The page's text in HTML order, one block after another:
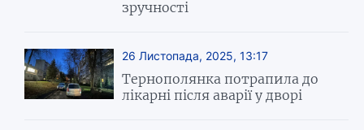
зручності
26 Листопада, 2025, 13:17
Тернополянка потрапила до
лікарні після аварії у дворі